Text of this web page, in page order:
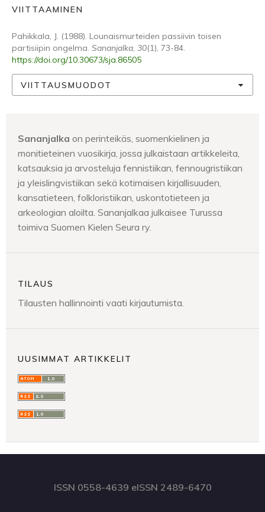
VIITTAAMINEN
Pahikkala, J. (1988). Lounaismurteiden passiivin toisen
partisiipin ongelma. Sananjalka, 30(1), 73-84.
https://doi.org/10.30673/sja.86505
VIITTAUSMUODOT
Sananjalka on perinteikäs, suomenkielinen ja
monitieteinen vuosikirja, jossa julkaistaan artikkeleita,
katsauksia ja arvosteluja fennistiikan, fennougristiikan
ja yleislingvistiikan sekä kotimaisen kirjallisuuden,
kansatieteen, folkloristiikan, uskontotieteen ja
arkeologian aloilta. Sananjalkaa julkaisee Turussa
toimiva Suomen Kielen Seura ry.
TILAUS
Tilausten hallinnointi vaati kirjautumista.
UUSIMMAT ARTIKKELIT
ISSN 0558-4639 eISSN 2489-6470